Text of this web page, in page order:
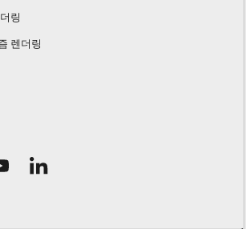
링
렌더링